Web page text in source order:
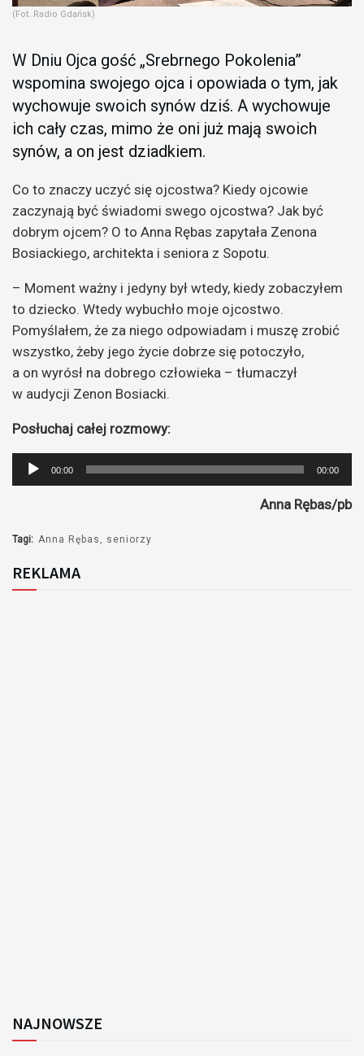
(Fot. Radio Gdańsk)
W Dniu Ojca gość „Srebrnego Pokolenia”
wspomina swojego ojca i opowiada o tym, jak
wychowuje swoich synów dziś. A wychowuje
ich cały czas, mimo że oni już mają swoich
synów, a on jest dziadkiem.
Co to znaczy uczyć się ojcostwa? Kiedy ojcowie
zaczynają być świadomi swego ojcostwa? Jak być
dobrym ojcem? O to Anna Rębas zapytała Zenona
Bosiackiego, architekta i seniora z Sopotu.
– Moment ważny i jedyny był wtedy, kiedy zobaczyłem
to dziecko. Wtedy wybuchło moje ojcostwo.
Pomyślałem, że za niego odpowiadam i muszę zrobić
wszystko, żeby jego życie dobrze się potoczyło,
a on wyrósł na dobrego człowieka – tłumaczył
w audycji Zenon Bosiacki.
Posłuchaj całej rozmowy:
Odtwarzacz
plików
00:00 00:00
Anna Rębas/pb
Tagi: Anna Rębas seniorzy
REKLAMA
NAJNOWSZE